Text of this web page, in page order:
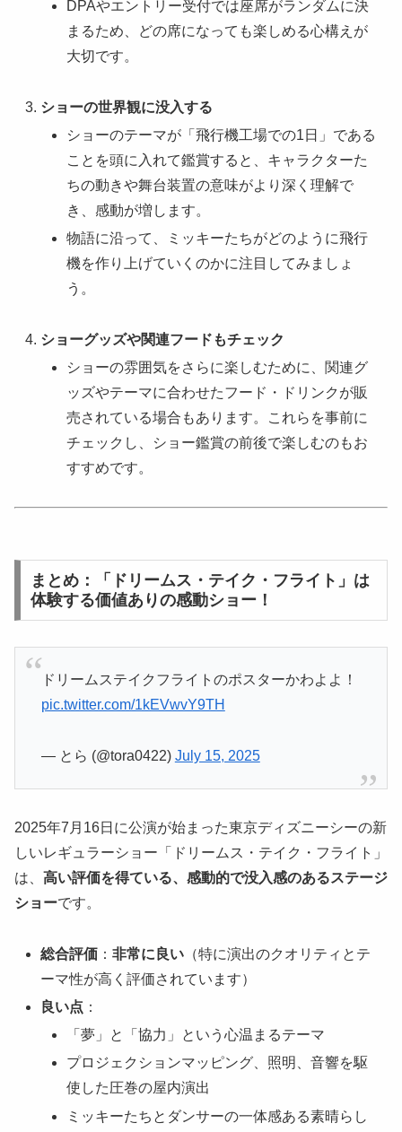
DPAやエントリー受付では座席がランダムに決
まるため、どの席になっても楽しめる心構えが
大切です。
ショーの世界観に没入する
ショーのテーマが「飛行機工場での1日」である
ことを頭に入れて鑑賞すると、キャラクターた
ちの動きや舞台装置の意味がより深く理解で
き、感動が増します。
物語に沿って、ミッキーたちがどのように飛行
機を作り上げていくのかに注目してみましょ
う。
ショーグッズや関連フードもチェック
ショーの雰囲気をさらに楽しむために、関連グ
ッズやテーマに合わせたフード・ドリンクが販
売されている場合もあります。これらを事前に
チェックし、ショー鑑賞の前後で楽しむのもお
すすめです。
まとめ：「ドリームス・テイク・フライト」は
体験する価値ありの感動ショー！
ドリームステイクフライトのポスターかわよよ！
pic.twitter.com/1kEVwvY9TH
— とら (@tora0422) July 15, 2025
2025年7月16日に公演が始まった東京ディズニーシーの新
しいレギュラーショー「ドリームス・テイク・フライト」
は、 高い評価を得ている、感動的で没入感のあるステージ
ショーです。
総合評価 ：非常に良い （特に演出のクオリティとテ
ーマ性が高く評価されています）
良い点 ：
「夢」と「協力」という心温まるテーマ
プロジェクションマッピング、照明、音響を駆
使した圧巻の屋内演出
ミッキーたちとダンサーの一体感ある素晴らし